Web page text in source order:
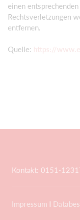
einen
Rechtsverletzungen
entfernen.
Quelle: https://
Kontakt: 0151-
Impressum I